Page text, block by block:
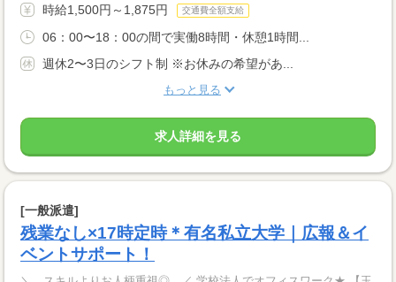
時給1,500円～1,875円 交通費全額支給
06：00〜18：00の間で実働8時間・休憩1時間...
週休2〜3日のシフト制 ※お休みの希望があ...
もっと見る
求人詳細を見る
[一般派遣]
残業なし×17時定時＊有名私立大学｜広報＆イ
ベントサポート！